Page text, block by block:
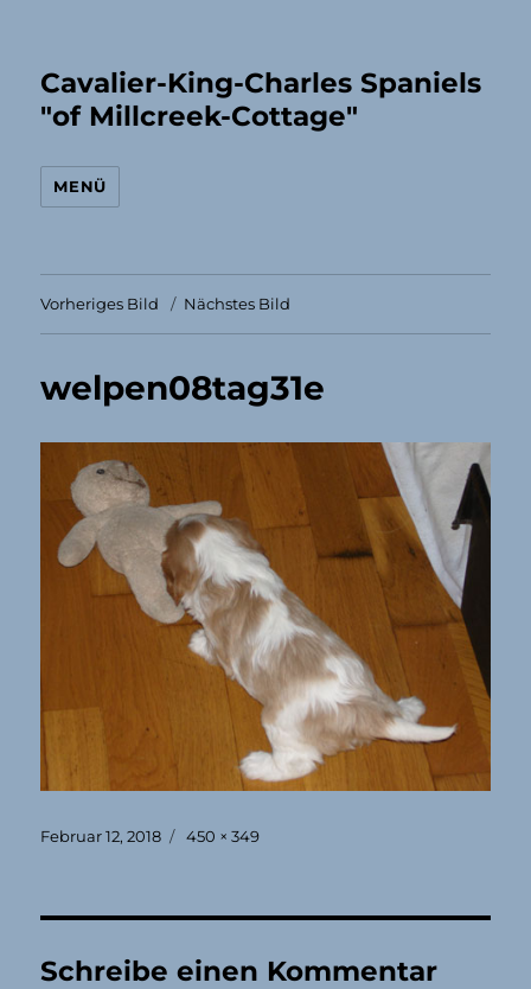
Cavalier-King-Charles Spaniels
"of Millcreek-Cottage"
MENÜ
Vorheriges Bild Nächstes Bild
welpen08tag31e
Veröffentlicht
Februar 12, 2018 Originalgröße
450 × 349
Schreibe einen Kommentar